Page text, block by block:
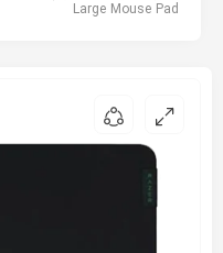
Large Mouse Pad